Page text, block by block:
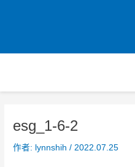
esg_1-6-2
作者: lynnshih/ 2022.07.25